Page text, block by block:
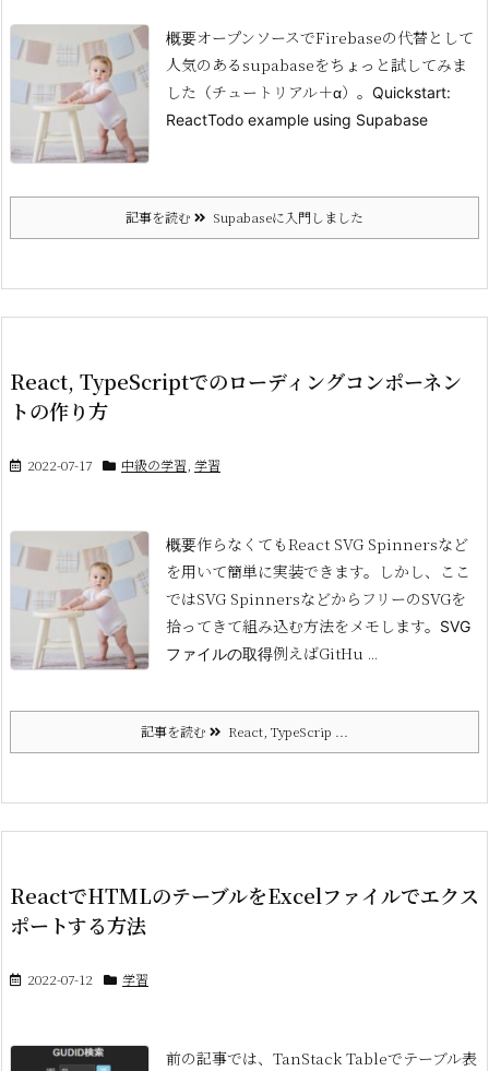
概要オープンソースでFirebaseの代替として
人気のあるsupabaseをちょっと試してみま
した（チュートリアル＋α）。 Quickstart:
ReactTodo example using Supabase
記事を読む Supabaseに入門しました
React, TypeScriptでのローディングコンポーネン
トの作り方
2022-07-17 中級の学習 学習
概要作らなくてもReact SVG Spinnersなど
を用いて簡単に実装できます。しかし、ここ
ではSVG SpinnersなどからフリーのSVGを
拾ってきて組み込む方法をメモします。 SVG
ファイルの取得例えばGitHu ...
記事を読む React, TypeScrip ...
ReactでHTMLのテーブルをExcelファイルでエクス
ポートする方法
2022-07-12 学習
前の記事では、TanStack Tableでテーブル表